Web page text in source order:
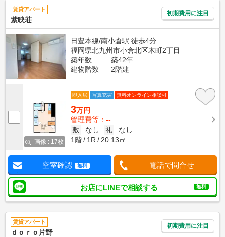
賃貸アパート
紫映荘
初期費用に注目
日豊本線/南小倉駅 徒歩4分
福岡県北九州市小倉北区木町2丁目
築年数
築42年
建物階数
2階建
画像 : 17枚
即入居 写真充実 無料オンライン相談可
3万円
管理費等：--
敷
なし 礼
なし
1階
1R 20.13㎡
空室確認 無料 電話で問合せ
お店にLINEで相談する 無料
賃貸アパート
ｄｏｒｏ片野
初期費用に注目